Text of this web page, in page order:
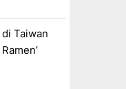
Taiwan